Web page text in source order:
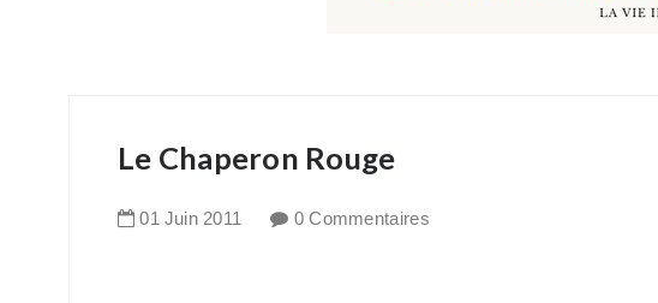
Le Chaperon Rouge
01 Juin 2011 0 Commentaires